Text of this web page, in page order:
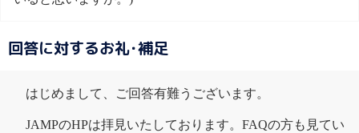
回答に対するお礼･補足
はじめまして、ご回答有難うございます。
JAMPのHPは拝見いたしております。FAQの方も見てい